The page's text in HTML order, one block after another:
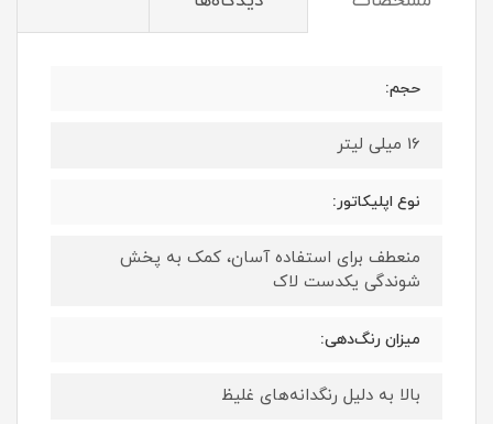
حجم:
16 میلی لیتر
نوع اپلیکاتور:
منعطف برای استفاده آسان، کمک به پخش
شوندگی یکدست لاک
میزان رنگ‌دهی:
بالا به دلیل رنگدانه‌های غلیظ